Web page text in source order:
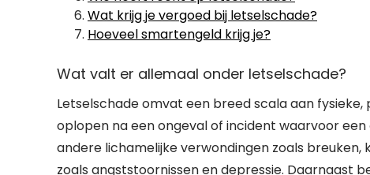
Wat krijg je vergoed bij letselschade?
Hoeveel smartengeld krijg je?
Wat valt er allemaal onder letselschade?
Letselschade omvat een breed scala aan
oplopen na een ongeval of incident waarvoor
andere lichamelijke verwondingen zoals breuken,
zoals angststoornissen en depressie. Daarnaast